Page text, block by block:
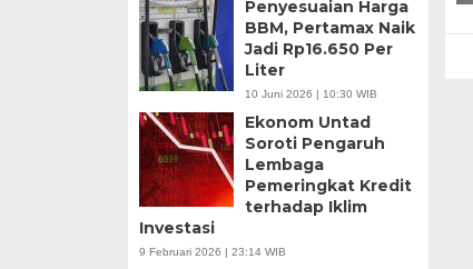
Penyesuaian Harga
BBM, Pertamax Naik
Jadi Rp16.650 Per
Liter
10 Juni 2026 | 10:30 WIB
Ekonom Untad
Soroti Pengaruh
Lembaga
Pemeringkat Kredit
terhadap Iklim
Investasi
9 Februari 2026 | 23:14 WIB